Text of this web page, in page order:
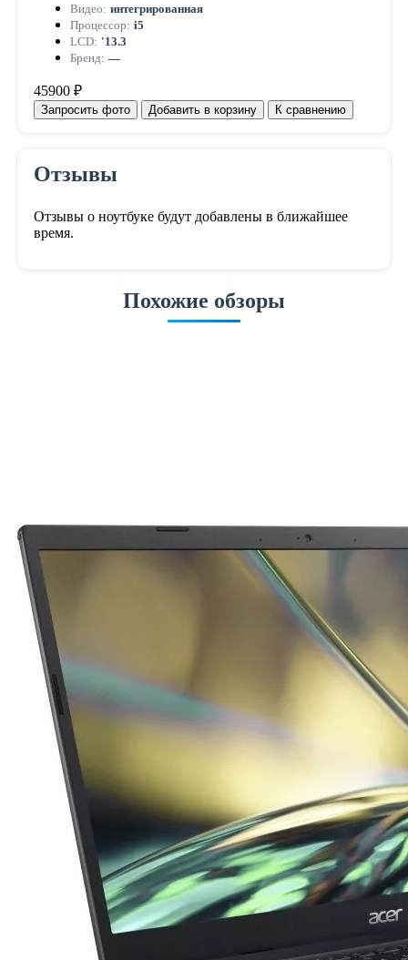
Видео: интегрированная
Процессор: i5
LCD: '13.3
Бренд: —
45900 ₽
Запросить фото Добавить в корзину К сравнению
Отзывы
Отзывы о ноутбуке будут добавлены в ближайшее
время.
Похожие обзоры